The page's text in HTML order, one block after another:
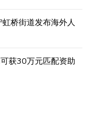
虹桥街道发布海外人
获30万元匹配资助